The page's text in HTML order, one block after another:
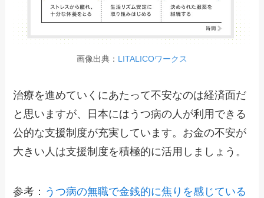
画像出典： LITALICOワークス
治療を進めていくにあたって不安なのは経済面だ
と思いますが、日本にはうつ病の人が利用できる
公的な支援制度が充実しています。お金の不安が
大きい人は支援制度を積極的に活用しましょう。
参考： うつ病の無職で金銭的に焦りを感じている